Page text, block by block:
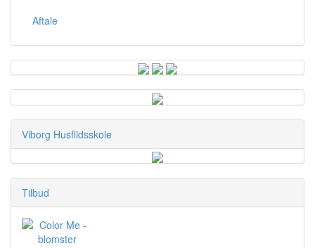
Aftale
Viborg Husflidsskole
Tilbud